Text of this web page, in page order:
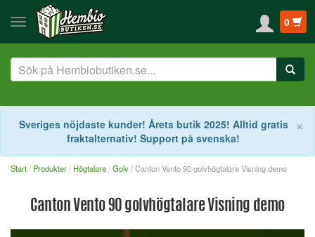
0
×
Sveriges nöjdaste kunder! Årets butik 2025! Alltid gratis
fraktalternativ! Support på svenska!
Start Produkter Högtalare Golv/ Canton Vento 90 golvhögtalare Visning demo
Canton Vento 90 golvhögtalare Visning demo